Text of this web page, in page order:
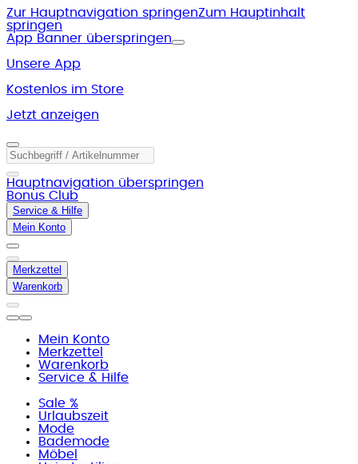
Zur Hauptnavigation springenZum Hauptinhalt
springen
App Banner überspringen
Unsere App
Kostenlos im Store
Jetzt anzeigen
Hauptnavigation überspringen
Bonus Club
Service & Hilfe
Mein Konto
Merkzettel
Warenkorb
Mein Konto
Merkzettel
Warenkorb
Service & Hilfe
Sale %
Urlaubszeit
Mode
Bademode
Möbel